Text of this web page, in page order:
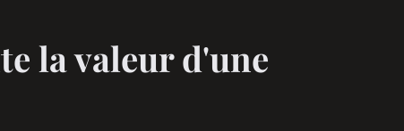
la valeur d'une